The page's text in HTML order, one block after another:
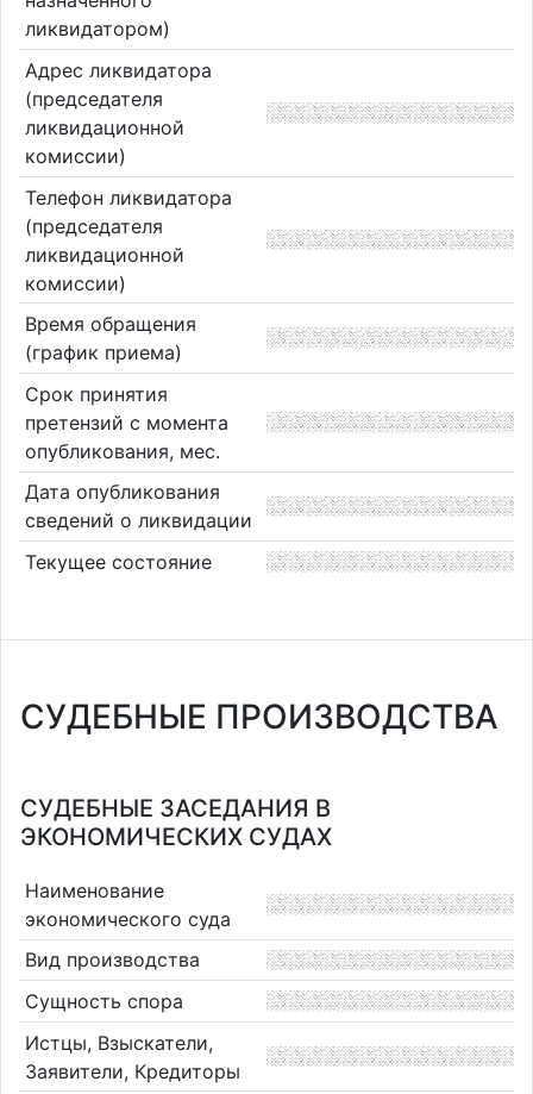
ликвидатором)
Адрес ликвидатора
(председателя
ликвидационной
комиссии)
Телефон ликвидатора
(председателя
ликвидационной
комиссии)
Время обращения
(график приема)
Срок принятия
претензий с момента
опубликования, мес.
Дата опубликования
сведений о ликвидации
Текущее состояние
СУДЕБНЫЕ ПРОИЗВОДСТВА
СУДЕБНЫЕ ЗАСЕДАНИЯ В
ЭКОНОМИЧЕСКИХ СУДАХ
Наименование
экономического суда
Вид производства
Сущность спора
Истцы, Взыскатели,
Заявители, Кредиторы